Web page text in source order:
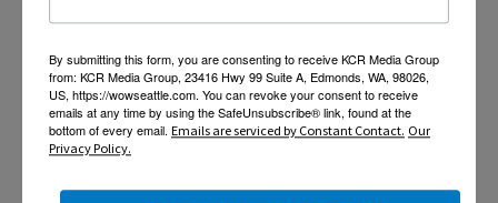
By submitting this form, you are consenting to receive KCR Media Group
from: KCR Media Group, 23416 Hwy 99 Suite A, Edmonds, WA, 98026,
US, https://wowseattle.com. You can revoke your consent to receive
emails at any time by using the SafeUnsubscribe® link, found at the
bottom of every email. Emails are serviced by Constant Contact. Our
Privacy Policy.